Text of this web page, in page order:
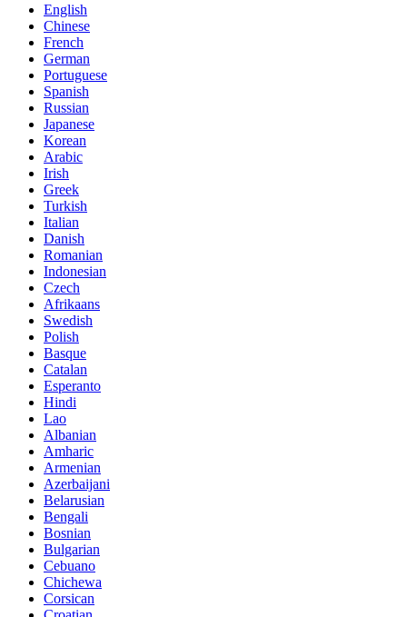
English
Chinese
French
German
Portuguese
Spanish
Russian
Japanese
Korean
Arabic
Irish
Greek
Turkish
Italian
Danish
Romanian
Indonesian
Czech
Afrikaans
Swedish
Polish
Basque
Catalan
Esperanto
Hindi
Lao
Albanian
Amharic
Armenian
Azerbaijani
Belarusian
Bengali
Bosnian
Bulgarian
Cebuano
Chichewa
Corsican